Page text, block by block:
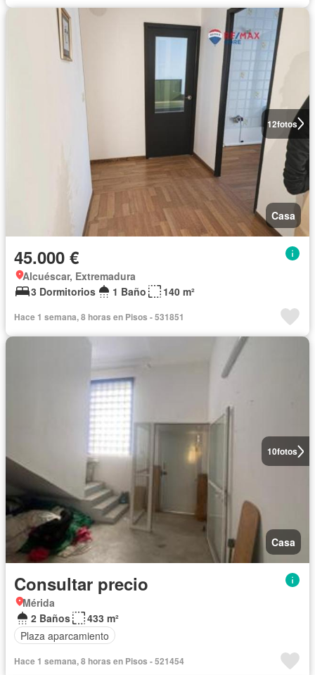
12fotos
Casa
45.000 €
Alcuéscar, Extremadura
3 Dormitorios
1 Baño 140 m²
Hace 1 semana, 8 horas en Pisos - 531851
10fotos
Casa
Consultar precio
Mérida
2 Baños
433 m²
Plaza aparcamiento
Hace 1 semana, 8 horas en Pisos - 521454